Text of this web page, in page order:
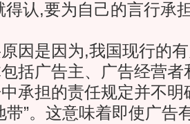
认,要为自己的言行承
是因为,我国现行的有
括广告主、广告经营
承担的责任规定并不
带”。这意味着即使广告